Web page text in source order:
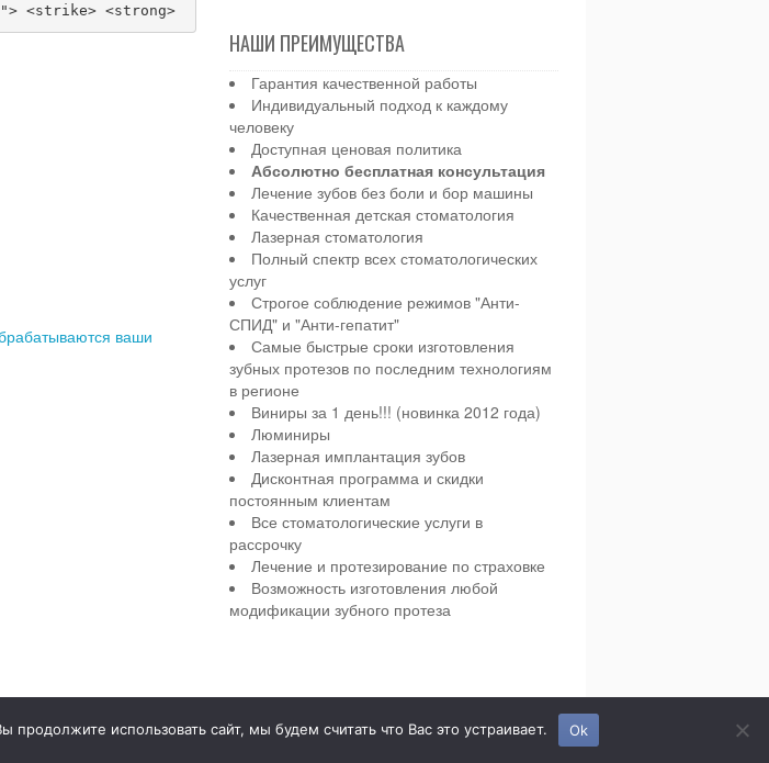
<strike> <strong>
ваши
НАШИ ПРЕИМУЩЕСТВА
Гарантия качественной работы
Индивидуальный подход к каждому
человеку
Доступная ценовая политика
Абсолютно бесплатная консультация
Лечение зубов без боли и бор машины
Качественная детская стоматология
Лазерная стоматология
Полный спектр всех стоматологических
услуг
Строгое соблюдение режимов "Анти-
СПИД" и "Анти-гепатит"
Самые быстрые сроки изготовления
зубных протезов по последним технологиям
в регионе
Виниры за 1 день!!! (новинка 2012 года)
Люминиры
Лазерная имплантация зубов
Дисконтная программа и скидки
постоянным клиентам
Все стоматологические услуги в
рассрочку
Лечение и протезирование по страховке
Возможность изготовления любой
модификации зубного протеза
Детская и взрослая стоматология в городе Сумы.
использовать сайт, мы будем считать что Вас это устраивает. Ok